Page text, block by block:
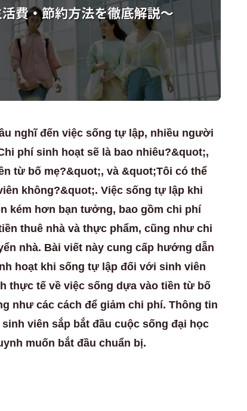
nghĩ đến việc sống tự lập, nhiều người
phí sinh hoạt sẽ là bao nhiêu?&quot;,
từ bố mẹ?&quot;, và &quot;Tôi có thể
không?&quot;. Việc sống tự lập khi
kém hơn bạn tưởng, bao gồm chi phí
thuê nhà và thực phẩm, cũng như chi
nhà. Bài viết này cung cấp hướng dẫn
hoạt khi sống tự lập đối với sinh viên
thực tế về việc sống dựa vào tiền từ bố
như các cách để giảm chi phí. Thông tin
viên sắp bắt đầu cuộc sống đại học
muốn bắt đầu chuẩn bị.